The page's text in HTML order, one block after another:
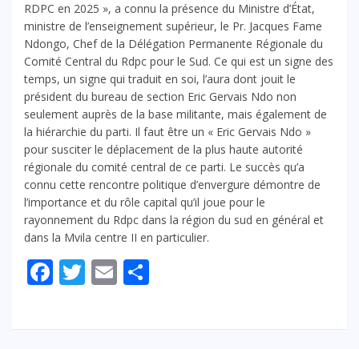
RDPC en 2025 », a connu la présence du Ministre d’État,
ministre de l’enseignement supérieur, le Pr. Jacques Fame
Ndongo, Chef de la Délégation Permanente Régionale du
Comité Central du Rdpc pour le Sud. Ce qui est un signe des
temps, un signe qui traduit en soi, l’aura dont jouit le
président du bureau de section Eric Gervais Ndo non
seulement auprès de la base militante, mais également de
la hiérarchie du parti. Il faut être un « Eric Gervais Ndo »
pour susciter le déplacement de la plus haute autorité
régionale du comité central de ce parti. Le succès qu’a
connu cette rencontre politique d’envergure démontre de
l’importance et du rôle capital qu’il joue pour le
rayonnement du Rdpc dans la région du sud en général et
dans la Mvila centre II en particulier.
Facebook
Twitter
Email